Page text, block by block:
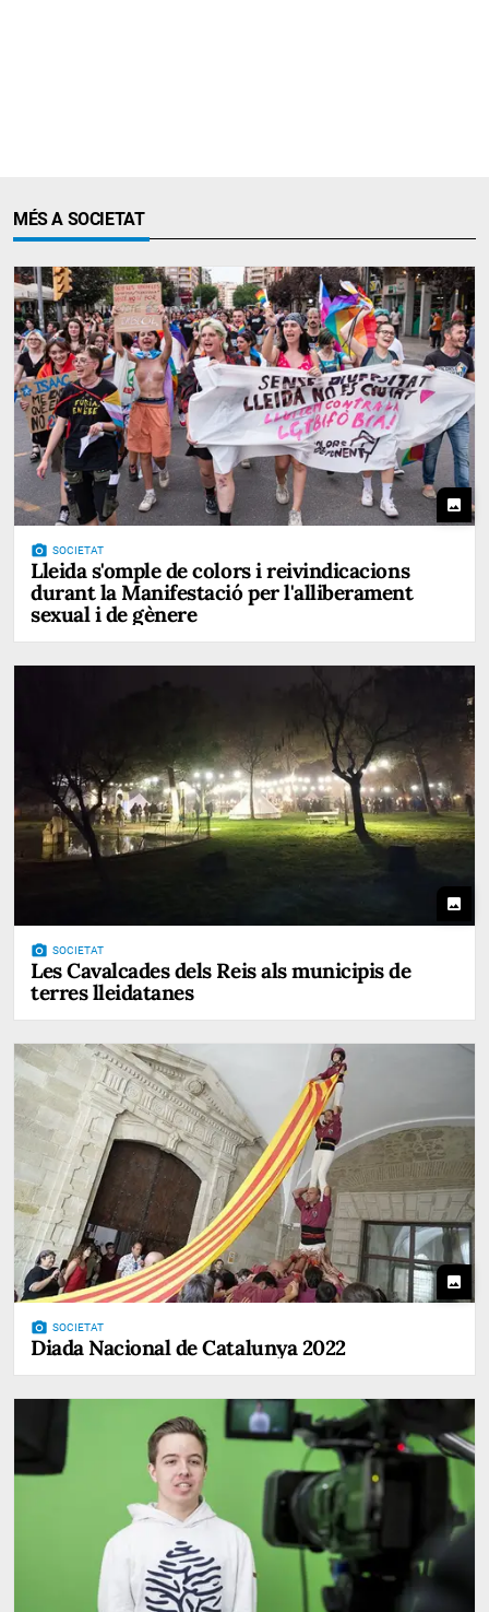
MÉS A SOCIETAT
photo
photo_camera SOCIETAT
Lleida s'omple de colors i reivindicacions
durant la Manifestació per l'alliberament
sexual i de gènere
photo
photo_camera SOCIETAT
Les Cavalcades dels Reis als municipis de
terres lleidatanes
photo
photo_camera SOCIETAT
Diada Nacional de Catalunya 2022